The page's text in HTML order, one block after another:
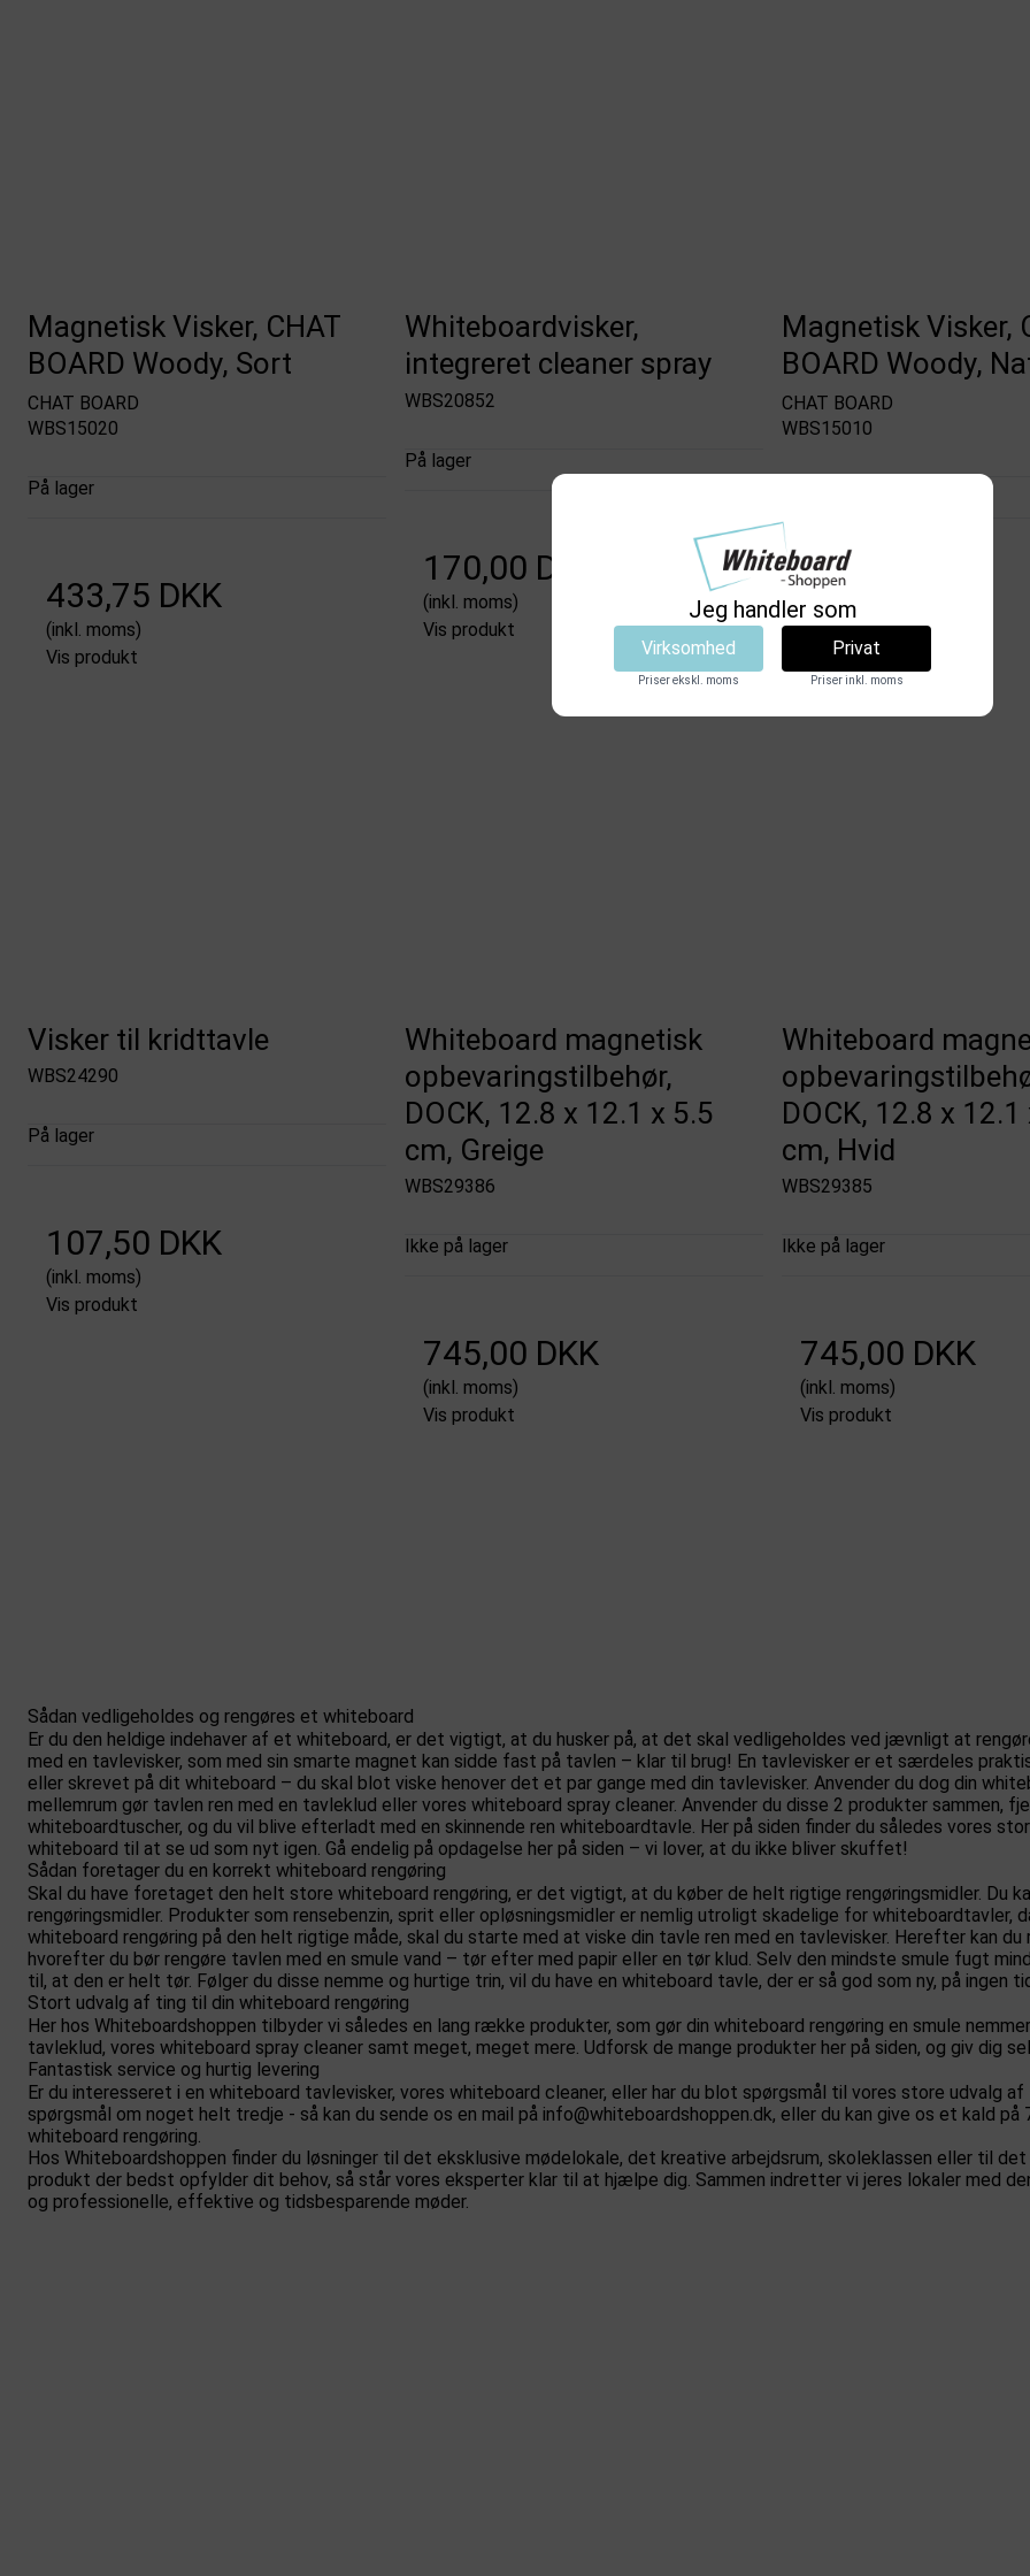
Magnetisk Visker, CHAT
BOARD Woody, Sort
CHAT BOARD
WBS15020
På lager
433,75 DKK
(inkl. moms)
Vis produkt
Whiteboardvisker,
integreret cleaner spray
WBS20852
På lager
170,00 DKK
(inkl. moms)
Vis produkt
Magnetisk Visker,
BOARD Woody,
CHAT BOARD
WBS15010
433,75 DKK
(inkl. moms)
Vis produkt
Visker til kridttavle
WBS24290
På lager
107,50 DKK
(inkl. moms)
Vis produkt
Whiteboard magnetisk
opbevaringstilbehør,
DOCK, 12.8 x 12.1 x 5.5
cm, Greige
WBS29386
Ikke på lager
745,00 DKK
(inkl. moms)
Vis produkt
Whiteboard
DOCK, 12.8 x 12.1
cm, Hvid
WBS29385
Ikke på lager
745,00 DKK
(inkl. moms)
Vis produkt
Sådan vedligeholdes og rengøres et whiteboard
Er du den heldige indehaver af et whiteboard, er det vigtigt, at du husker på, at det skal vedligeholdes ved jævnligt at
med en tavlevisker, som med sin smarte magnet kan sidde fast på tavlen – klar til brug! En tavlevisker er et særdeles
eller skrevet på dit whiteboard – du skal blot viske henover det et par gange med din tavlevisker. Anvender du dog din
mellemrum gør tavlen ren med en tavleklud eller vores whiteboard spray cleaner. Anvender du disse 2 produkter
whiteboardtuscher, og du vil blive efterladt med en skinnende ren whiteboardtavle. Her på siden finder du således vores
whiteboard til at se ud som nyt igen. Gå endelig på opdagelse her på siden – vi lover, at du ikke bliver skuffet!
Sådan foretager du en korrekt whiteboard rengøring
Skal du have foretaget den helt store whiteboard rengøring, er det vigtigt, at du køber de helt rigtige rengøringsmidler. Du
rengøringsmidler. Produkter som rensebenzin, sprit eller opløsningsmidler er nemlig utroligt skadelige for whiteboardtavler,
whiteboard rengøring på den helt rigtige måde, skal du starte med at viske din tavle ren med en tavlevisker. Herefter kan
hvorefter du bør rengøre tavlen med en smule vand – tør efter med papir eller en tør klud. Selv den mindste smule fugt
til, at den er helt tør. Følger du disse nemme og hurtige trin, vil du have en whiteboard tavle, der er så god som ny, på ingen
Stort udvalg af ting til din whiteboard rengøring
Her hos Whiteboardshoppen tilbyder vi således en lang række produkter, som gør din whiteboard rengøring en smule
tavleklud, vores whiteboard spray cleaner samt meget, meget mere. Udforsk de mange produkter her på siden, og giv dig
Fantastisk service og hurtig levering
Er du interesseret i en whiteboard tavlevisker, vores whiteboard cleaner, eller har du blot spørgsmål til vores store udvalg
spørgsmål om noget helt tredje - så kan du sende os en mail på info@whiteboardshoppen.dk, eller du kan give os et kald
whiteboard rengøring.
Hos Whiteboardshoppen finder du løsninger til det eksklusive mødelokale, det kreative arbejdsrum, skoleklassen eller til
produkt der bedst opfylder dit behov, så står vores eksperter klar til at hjælpe dig. Sammen indretter vi jeres lokaler med
og professionelle, effektive og tidsbesparende møder.
Jeg handler som
Virksomhed
Priser ekskl. moms
Privat
Priser inkl. moms